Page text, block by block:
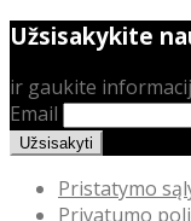
Užsisakykite
ir gaukite
Email
Pristatymo
Privatumo